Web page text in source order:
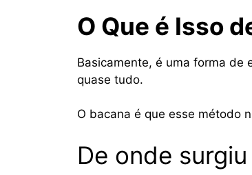
O Que é Isso
Basicamente, é uma forma de
quase tudo.
O bacana é que esse método
De onde